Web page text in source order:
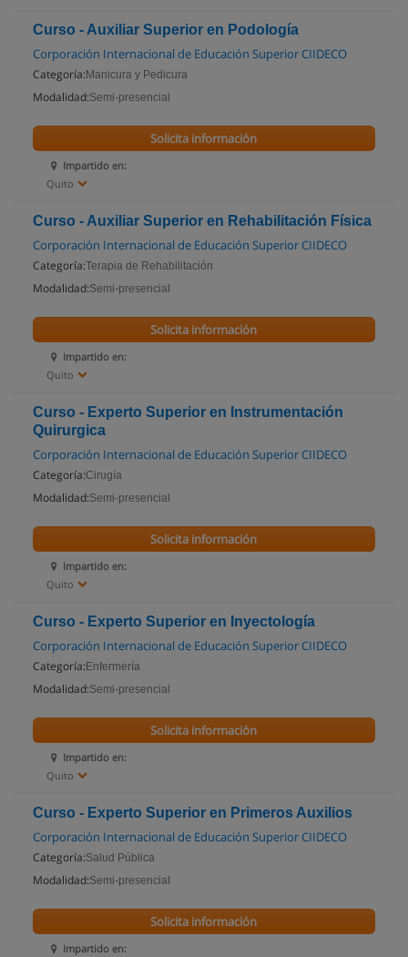
Curso - Auxiliar Superior en Podología
Corporación Internacional de Educación Superior CIIDECO
Categoría: Manicura y Pedicura
Modalidad:Semi-presencial
Impartido en:
Quito
Solicita información
Curso - Auxiliar Superior en Rehabilitación Física
Corporación Internacional de Educación Superior CIIDECO
Categoría:Terapia de Rehabilitación
Modalidad:Semi-presencial
Impartido en:
Quito
Solicita información
Curso - Experto Superior en Instrumentación
Quirurgica
Corporación Internacional de Educación Superior CIIDECO
Categoría:Cirugía
Modalidad:Semi-presencial
Impartido en:
Quito
Solicita información
Curso - Experto Superior en Inyectología
Corporación Internacional de Educación Superior CIIDECO
Categoría: Enfermería
Modalidad:Semi-presencial
Impartido en:
Quito
Solicita información
Curso - Experto Superior en Primeros Auxilios
Corporación Internacional de Educación Superior CIIDECO
Categoría:Salud Pública
Modalidad:Semi-presencial
Impartido en:
Solicita información